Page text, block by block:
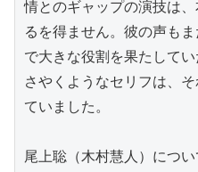
情とのギャップの演技は
るを得ません。彼の声も
で大きな役割を果たして
さやくようなセリフは、
ていました。
尾上聡（木村慧人）につい